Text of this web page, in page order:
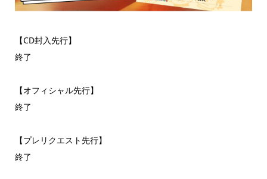
【CD封入先行】
終了
【オフィシャル先行】
終了
【プレリクエスト先行】
終了